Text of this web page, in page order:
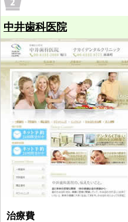
中井歯科医院
治療費